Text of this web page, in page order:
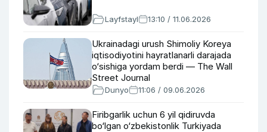
Layfstayl 13:10 / 11.06.2026
Ukrainadagi urush Shimoliy Koreya
iqtisodiyotini hayratlanarli darajada
o‘sishiga yordam berdi — The Wall
Street Journal
Dunyo 11:06 / 09.06.2026
Firibgarlik uchun 6 yil qidiruvda
bo‘lgan o‘zbekistonlik Turkiyada